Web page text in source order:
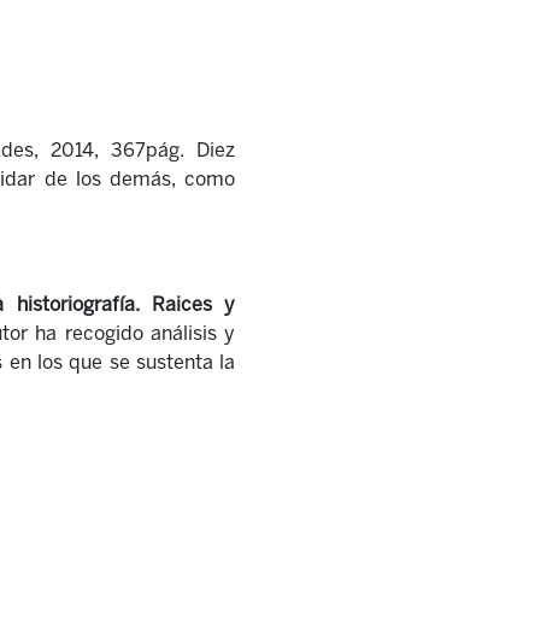
2014, 367pág. Diez
de los demás, como
historiografía. Raices y
ha recogido análisis y
los que se sustenta la